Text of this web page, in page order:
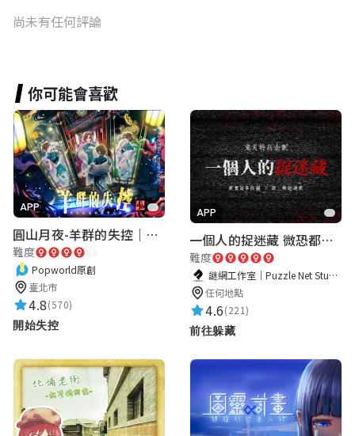
尚未有任何評論
你可能會喜歡
APP
圓山月夜-羊群的失控｜圓山飯店 ARG實境解謎遊戲
難度
Popworld原創
臺北市
4.8(570)
開始失控
APP
一個人的捉迷藏 微恐都市傳說
難度
謎網工作室｜Puzzle Net Studio
任何地點
4.6(221)
前往躲藏